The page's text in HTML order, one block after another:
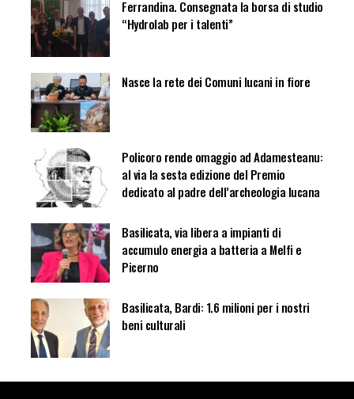
Ferrandina. Consegnata la borsa di studio
“Hydrolab per i talenti”
Nasce la rete dei Comuni lucani in fiore
Policoro rende omaggio ad Adamesteanu:
al via la sesta edizione del Premio
dedicato al padre dell’archeologia lucana
Basilicata, via libera a impianti di
accumulo energia a batteria a Melfi e
Picerno
Basilicata, Bardi: 1.6 milioni per i nostri
beni culturali